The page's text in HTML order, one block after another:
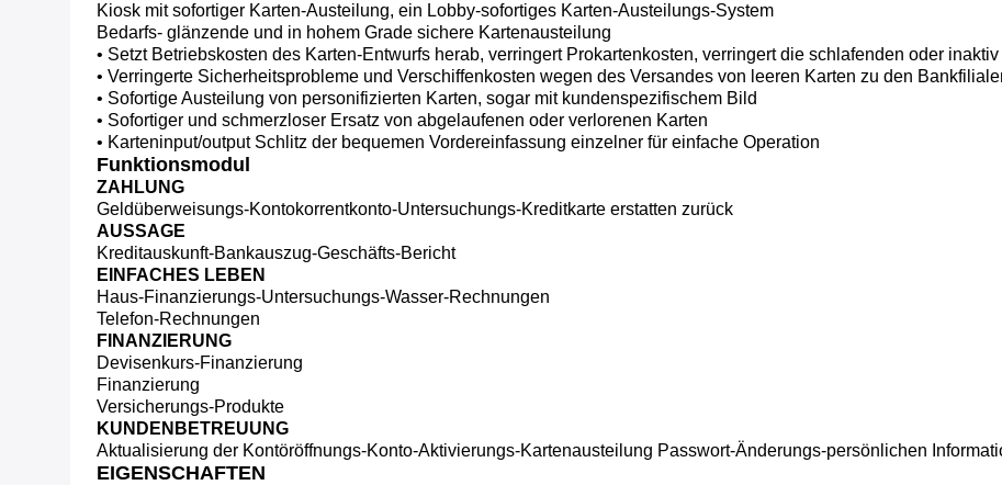
Kiosk mit sofortiger Karten-Austeilung, ein Lobby-sofortiges Karten-Austeilungs-System
Bedarfs- glänzende und in hohem Grade sichere Kartenausteilung
• Setzt Betriebskosten des Karten-Entwurfs herab, verringert Prokartenkosten, verringert die schlafenden oder inaktiv
• Verringerte Sicherheitsprobleme und Verschiffenkosten wegen des Versandes von leeren Karten zu den
• Sofortige Austeilung von personifizierten Karten, sogar mit kundenspezifischem Bild
• Sofortiger und schmerzloser Ersatz von abgelaufenen oder verlorenen Karten
• Karteninput/output Schlitz der bequemen Vordereinfassung einzelner für einfache Operation
Funktionsmodul
ZAHLUNG
Geldüberweisungs-Kontokorrentkonto-Untersuchungs-Kreditkarte erstatten zurück
AUSSAGE
Kreditauskunft-Bankauszug-Geschäfts-Bericht
EINFACHES LEBEN
Haus-Finanzierungs-Untersuchungs-Wasser-Rechnungen
Telefon-Rechnungen
FINANZIERUNG
Devisenkurs-Finanzierung
Finanzierung
Versicherungs-Produkte
KUNDENBETREUUNG
Aktualisierung der Kontöröffnungs-Konto-Aktivierungs-Kartenausteilung Passwort-Änderungs-persönlichen
EIGENSCHAFTEN